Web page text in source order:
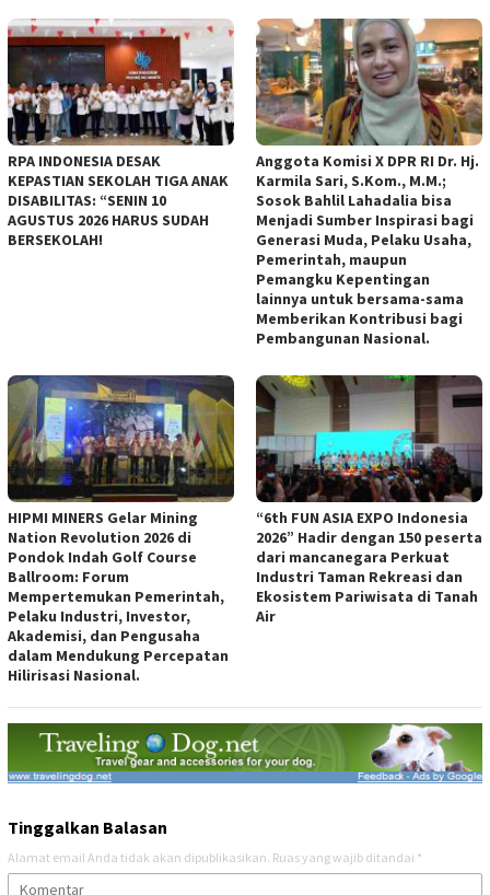
RPA INDONESIA DESAK
KEPASTIAN SEKOLAH TIGA ANAK
DISABILITAS: “SENIN 10
AGUSTUS 2026 HARUS SUDAH
BERSEKOLAH!
Anggota Komisi X DPR RI Dr. Hj.
Karmila Sari, S.Kom., M.M.;
Sosok Bahlil Lahadalia bisa
Menjadi Sumber Inspirasi bagi
Generasi Muda, Pelaku Usaha,
Pemerintah, maupun
Pemangku Kepentingan
lainnya untuk bersama-sama
Memberikan Kontribusi bagi
Pembangunan Nasional.
HIPMI MINERS Gelar Mining
Nation Revolution 2026 di
Pondok Indah Golf Course
Ballroom: Forum
Mempertemukan Pemerintah,
Pelaku Industri, Investor,
Akademisi, dan Pengusaha
dalam Mendukung Percepatan
Hilirisasi Nasional.
“6th FUN ASIA EXPO Indonesia
2026” Hadir dengan 150 peserta
dari mancanegara Perkuat
Industri Taman Rekreasi dan
Ekosistem Pariwisata di Tanah
Air
Tinggalkan Balasan
Alamat email Anda tidak akan dipublikasikan. Ruas yang wajib ditandai *